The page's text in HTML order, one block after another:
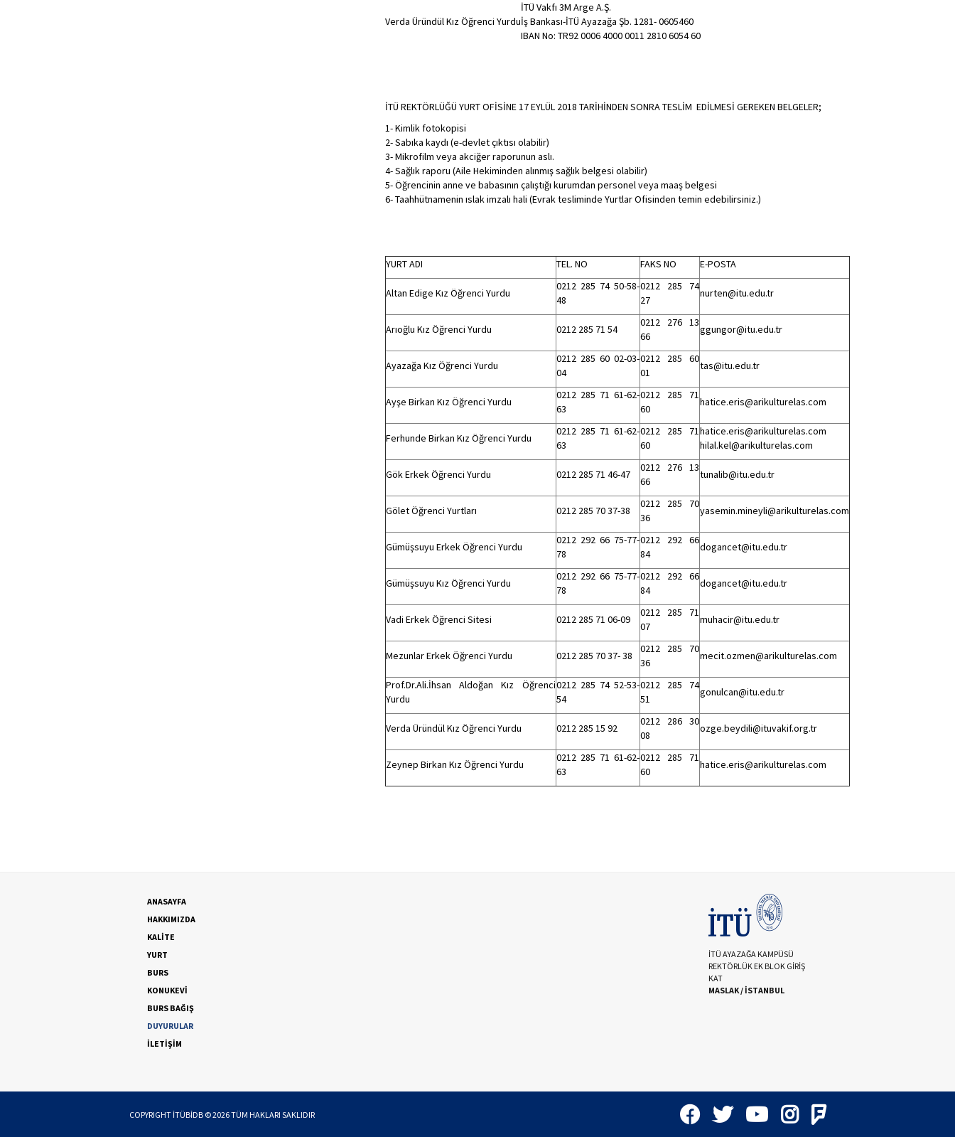
Verda Üründül Kız Öğrenci Yurdu
İTÜ Vakfı 3M Arge A.Ş.
İş Bankası-İTÜ Ayazağa Şb. 1281- 0605460
IBAN No: TR92 0006 4000 0011 2810 6054 60
İTÜ REKTÖRLÜĞÜ YURT OFİSİNE 17 EYLÜL 2018 TARİHİNDEN SONRA TESLİM EDİLMESİ GEREKEN BELGELER;
1- Kimlik fotokopisi
2- Sabıka kaydı (e-devlet çıktısı olabilir)
3- Mikrofilm veya akciğer raporunun aslı.
4- Sağlık raporu (Aile Hekiminden alınmış sağlık belgesi olabilir)
5- Öğrencinin anne ve babasının çalıştığı kurumdan personel veya maaş belgesi
6- Taahhütnamenin ıslak imzalı hali (Evrak tesliminde Yurtlar Ofisinden temin edebilirsiniz.)
YURT ADI TEL. NO FAKS NO E-POSTA
Altan Edige Kız Öğrenci Yurdu
0212 285 74 50-58-
48
0212 285 74
27
nurten@itu.edu.tr
Arıoğlu Kız Öğrenci Yurdu 0212 285 71 54
0212 276 13
66
ggungor@itu.edu.tr
Ayazağa Kız Öğrenci Yurdu
0212 285 60 02-03-
04
0212 285 60
01
tas@itu.edu.tr
Ayşe Birkan Kız Öğrenci Yurdu
0212 285 71 61-62-
63
0212 285 71
60
hatice.eris@arikulturelas.com
Ferhunde Birkan Kız Öğrenci Yurdu
0212 285 71 61-62-
63
0212 285 71
60
hatice.eris@arikulturelas.com
hilal.kel@arikulturelas.com
Gök Erkek Öğrenci Yurdu 0212 285 71 46-47
0212 276 13
66
tunalib@itu.edu.tr
Gölet Öğrenci Yurtları 0212 285 70 37-38
0212 285 70
36
yasemin.mineyli@arikulturelas.com
Gümüşsuyu Erkek Öğrenci Yurdu
0212 292 66 75-77-
78
0212 292 66
84
dogancet@itu.edu.tr
Gümüşsuyu Kız Öğrenci Yurdu
0212 292 66 75-77-
78
0212 292 66
84
dogancet@itu.edu.tr
Vadi Erkek Öğrenci Sitesi 0212 285 71 06-09
0212 285 71
07
muhacir@itu.edu.tr
Mezunlar Erkek Öğrenci Yurdu 0212 285 70 37- 38
0212 285 70
36
mecit.ozmen@arikulturelas.com
Prof.Dr.Ali.İhsan Aldoğan Kız Öğrenci
Yurdu
0212 285 74 52-53-
54
0212 285 74
51
gonulcan@itu.edu.tr
Verda Üründül Kız Öğrenci Yurdu 0212 285 15 92
0212 286 30
08
ozge.beydili@ituvakif.org.tr
Zeynep Birkan Kız Öğrenci Yurdu
0212 285 71 61-62-
63
0212 285 71
60
hatice.eris@arikulturelas.com
ANASAYFA
HAKKIMIZDA
KALİTE
YURT
BURS
KONUKEVİ
BURS BAĞIŞ
DUYURULAR
İLETİŞİM
İTÜ AYAZAĞA KAMPÜSÜ
REKTÖRLÜK EK BLOK GİRİŞ
KAT
MASLAK / İSTANBUL
COPYRIGHT İTÜBİDB ©2026TÜM HAKLARI SAKLIDIR